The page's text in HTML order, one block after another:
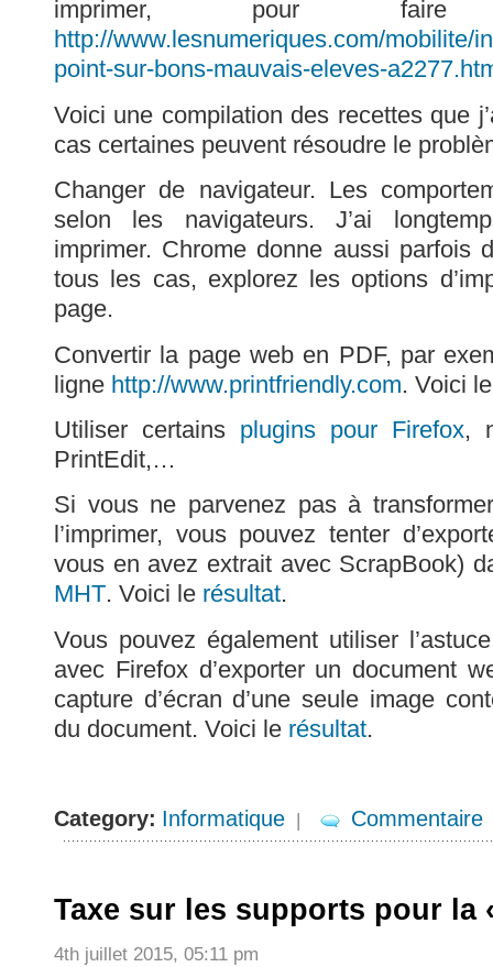
imprimer, pour
http://www.lesnumeriques.com/mobilite/
point-sur-bons-mauvais-eleves-
Voici une compilation des recettes que
cas certaines peuvent résoudre le
Changer de navigateur. Les
selon les navigateurs. J’ai
imprimer. Chrome donne aussi parfois
tous les cas, explorez les options
page.
Convertir la page web en PDF, par
ligne http://www.printfriendly.com. Voici
Utiliser certains plugins pour Firefox,
PrintEdit,…
Si vous ne parvenez pas à
l’imprimer, vous pouvez tenter
vous en avez extrait avec ScrapBook)
MHT. Voici le résultat.
Vous pouvez également utiliser
avec Firefox d’exporter un document
capture d’écran d’une seule image
du document. Voici le résultat.
Category: Informatique | Commentaire
Taxe sur les supports pour la
4th juillet 2015, 05:11 pm